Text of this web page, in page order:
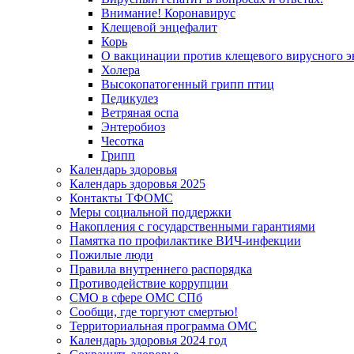
Внимание! Коронавирус
Клещевой энцефалит
Корь
О вакцинации против клещевого вирусного
Холера
Высокопатогенный грипп птиц
Педикулез
Ветряная оспа
Энтеробиоз
Чесотка
Грипп
Календарь здоровья
Календарь здоровья 2025
Контакты ТФОМС
Меры социальной поддержки
Накопления с государственными гарантиями
Памятка по профилактике ВИЧ-инфекции
Пожилые люди
Правила внутреннего распорядка
Противодействие коррупции
СМО в сфере ОМС СПб
Сообщи, где торгуют смертью!
Территориальная программа ОМС
Календарь здоровья 2024 год